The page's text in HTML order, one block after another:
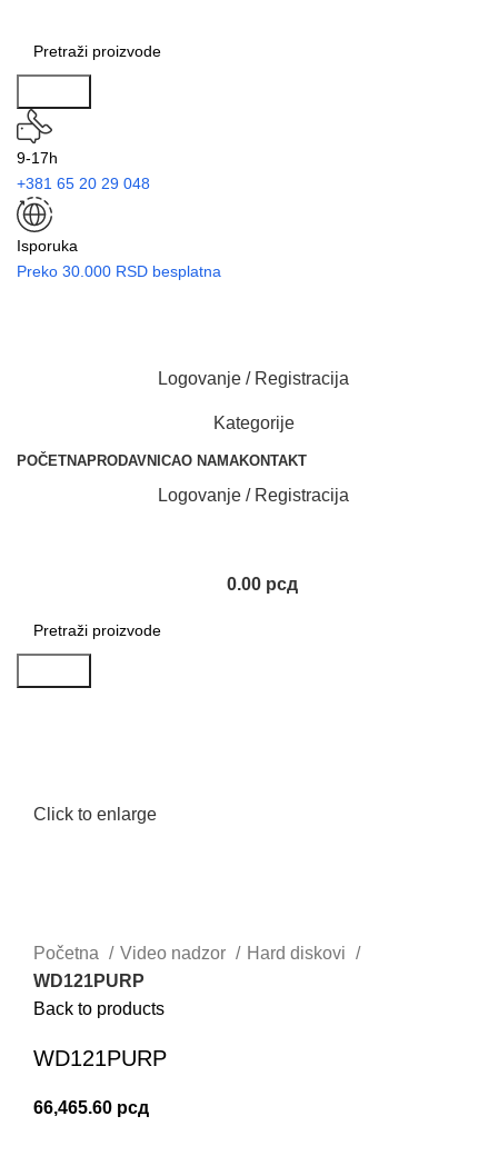
9-17h
+381 65 20 29 048
Isporuka
Preko 30.000 RSD besplatna
Logovanje / Registracija
Kategorije
POČETNAPRODAVNICAO NAMAKONTAKT
Logovanje / Registracija
0.00 рсд
Click to enlarge
Početna Video nadzor
Hard diskovi
WD121PURP
Back to products
WD121PURP
66,465.60 рсд